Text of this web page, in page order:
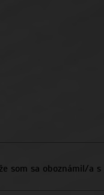
som sa oboznámil/a s